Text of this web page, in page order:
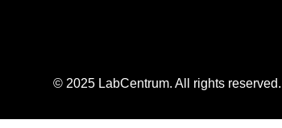
© 2025 LabCentrum. All rights reserved.